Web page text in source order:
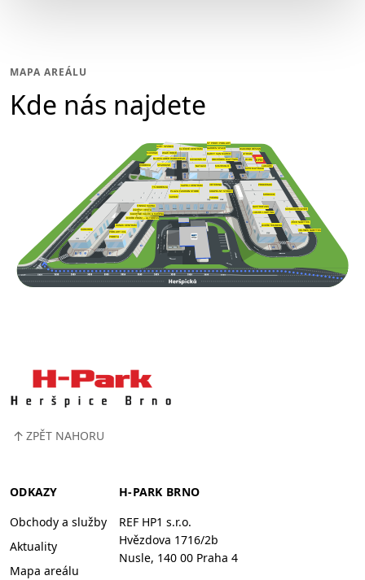
MAPA AREÁLU
Kde nás najdete
KÄRCHER
PODLAHY XXL
PODETA
HANÁK CENTRUM
DVEŘE PRÜM – ALTORESS
FINSKÁ SAUNA
ZÁVĚSY VESTA
KUCHYNĚ VÁLEK & KAČENA
TS BOHEMIA
KASKO
PLAZA FASHION STORE
SAPELI CENTRUM
KOUPELNY SYROVÝ
VETERINA
PIEDRA
DVEŘE ŠIMBERA
LUMOS LIGHTING
GASTROFANS
MEDICCO
PROCERAM
SCHACHERMAYER
JELÍNEK NÁBYTEK
JECH NÁBYTEK
WOODICA SPAHOUSE
MUSHGO
BLACKLADER WORKWEAR
W&W HOME
SVĚT SPÁNKU
KLÍČOVÉ CENTRUM
KÁVOVNÍK.CZ
NATUZZI
MOJEKOLO
OBCHŮDEK MATÝSEK
BARVY SAN MARCO
GARDEN SPACE
ST PROFI PODLAHY
ATRIUM
HI-OIL
MPO MATRACE
DIAMOND DESIGN
EFIX
LAMARK
↑ ZPĚT NAHORU
ODKAZY
Obchody a služby
Aktuality
Mapa areálu
H-PARK BRNO
REF HP1 s.r.o.
Hvězdova 1716/2b
Nusle, 140 00 Praha 4